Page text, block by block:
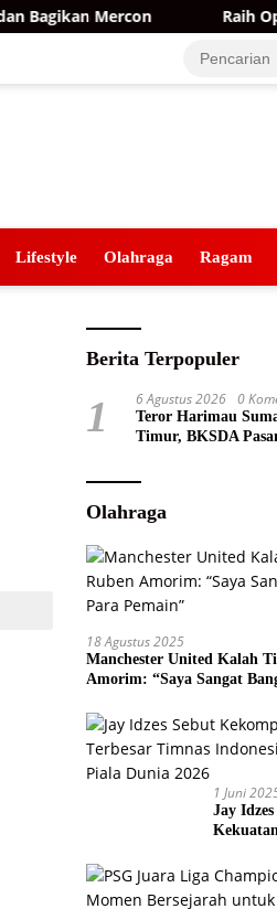
Mercon Raih
Lifestyle Olahraga Ragam
Berita Terpopuler
1 6 Agustus 2026 0
Teror Harimau
Timur, BKSDA
Olahraga
18 Agustus 2025
Manchester United Kalah
Amorim: “Saya Sangat
1 Juni
Jay
Dunia